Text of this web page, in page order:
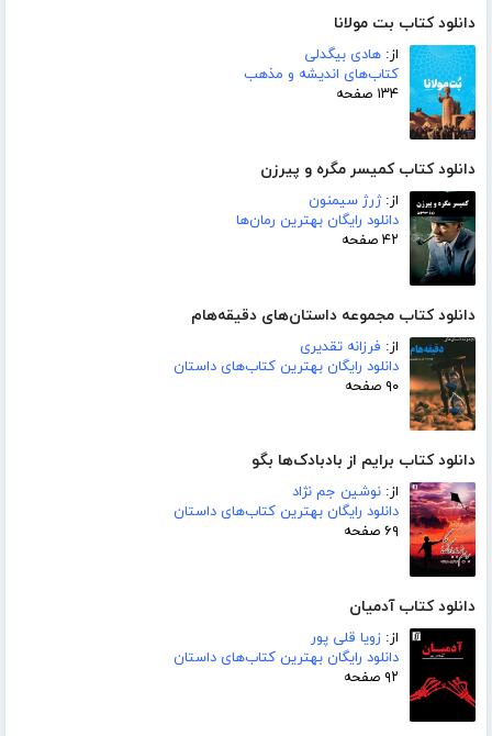
دانلود کتاب بت مولانا
از: هادی بیگدلی
کتاب‌های اندیشه و مذهب
۱۳۴ صفحه
دانلود کتاب کمیسر مگره و پیرزن
از:ژرژ سیمنون
دانلود رایگان بهترین رمان‌ها
۴۲ صفحه
دانلود کتاب مجموعه داستان‌های دقیقه‌هام
از: فرزانه تقدیری
دانلود رایگان بهترین کتاب‌های داستان
۹۰ صفحه
دانلود کتاب برایم از بادبادک‌ها بگو
از: نوشین جم نژاد
دانلود رایگان بهترین کتاب‌های داستان
۶۹ صفحه
دانلود کتاب آدمیان
از: زویا قلی پور
دانلود رایگان بهترین کتاب‌های داستان
۹۲ صفحه